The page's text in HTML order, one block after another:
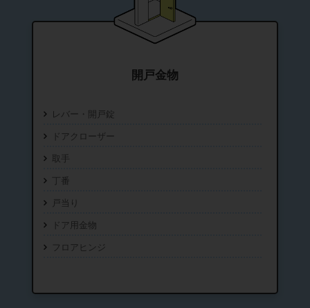
開戸金物
レバー・開戸錠
ドアクローザー
取手
丁番
戸当り
ドア用金物
フロアヒンジ